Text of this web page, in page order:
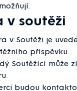
v soutěži
v Soutěži je
příspěvku.
Soutěžící může
budou